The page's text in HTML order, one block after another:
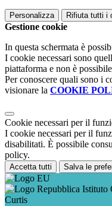
Personalizza Rifiuta tutti i
Gestione cookie
In questa schermata è
I cookie necessari sono
piattaforma e non è
Per conoscere quali sono i
visionare la COOKIE
Cookie necessari per il
I cookie necessari per il
disabilitati. È possibile
policy.
Accetta tutti Salva le
Istituto
Curtis